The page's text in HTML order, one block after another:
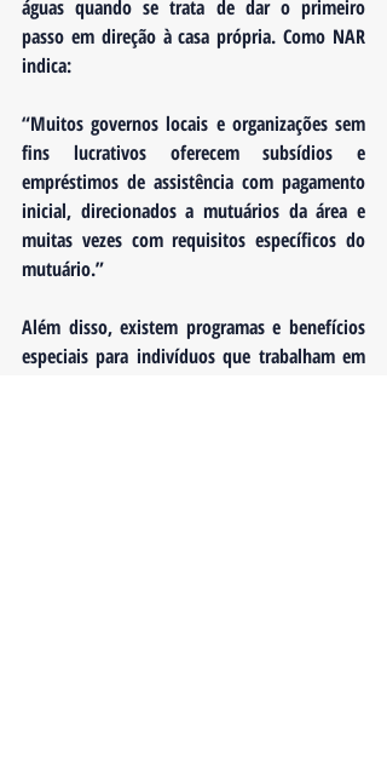
águas quando se trata de dar o primeiro
passo em direção à casa própria. Como NAR
indica:
“Muitos governos locais e organizações sem
fins lucrativos oferecem subsídios e
empréstimos de assistência com pagamento
inicial, direcionados a mutuários da área e
muitas vezes com requisitos específicos do
mutuário.”
Além disso, existem programas e benefícios
especiais para indivíduos que trabalham em